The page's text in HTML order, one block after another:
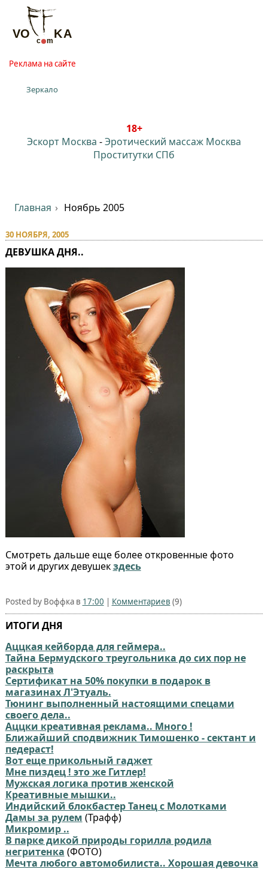
Реклама на сайте
Зеркало
18+
Эскорт Москва -Эротический массаж Москва
Проститутки СПб
Главная Ноябрь 2005
30 НОЯБРЯ, 2005
ДЕВУШКА ДНЯ..
Смотреть дальше еще более откровенные фото
этой и других девушекздесь
Posted by Воффка в 17:00 | Комментариев (9)
ИТОГИ ДНЯ
Аццкая кейборда для геймера..
Тайна Бермудского треугольника до сих пор не
раскрыта
Сертификат на 50% покупки в подарок в
магазинах Л'Этуаль.
Тюнинг выполненный настоящими спецами
своего дела..
Аццки креативная реклама.. Много !
Ближайший сподвижник Тимошенко - сектант и
педераст!
Вот еще прикольный гаджет
Мне пиздец ! это же Гитлер!
Мужская логика против женской
Креативные мышки..
Индийский блокбастер Танец с Молотками
Дамы за рулем (Трафф)
Микромир ..
В парке дикой природы горилла родила
негритенка (ФОТО)
Мечта любого автомобилиста.. Хорошая девочка